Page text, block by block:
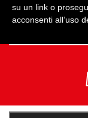
su un link o
acconsenti all’uso